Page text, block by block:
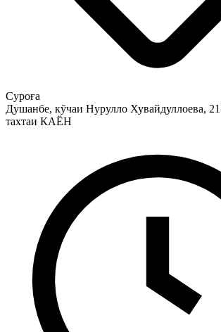
Суроға
Душанбе, кӯчаи Нурулло Хувайдуллоева,
тахтаи КАЁН